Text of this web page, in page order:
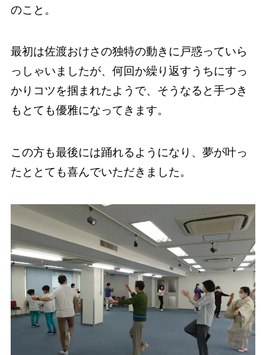
のこと。
最初は佐渡おけさの独特の動きに戸惑っていら
っしゃいましたが、何回か繰り返すうちにすっ
かりコツを掴まれたようで、そうなると手つき
もとても優雅になってきます。
この方も最後には踊れるようになり、夢が叶っ
たととても喜んでいただきました。